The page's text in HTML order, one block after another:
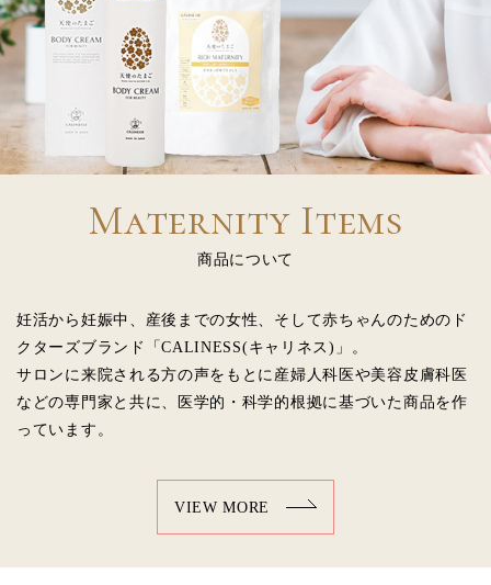
Maternity Items
商品について
妊活から妊娠中、産後までの女性、そして赤ちゃんのためのド
クターズブランド「CALINESS(キャリネス)」。
サロンに来院される方の声をもとに産婦人科医や美容皮膚科医
などの専門家と共に、医学的・科学的根拠に基づいた商品を作
っています。
VIEW MORE